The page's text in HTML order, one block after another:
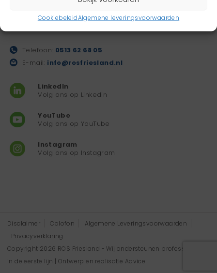
CookiebeleidAlgemene leveringsvoorwaarden
Gezondheidsboulevard
Dalhuysenstraat 35
Telefoon: 0513 62 68 05
E-mail: info@rosfriesland.nl
LinkedIn
Volg ons op Linkedin
YouTube
Volg ons op YouTube
Instagram
Volg ons op Instagram
Disclaimer Colofon
Algemene Leveringsvoorwaarden
Privacyverklaring
Copyright 2026 ROS Friesland - Wij ondersteunen professionals
in de eerste lijn | Ontwerp en realisatie Advice